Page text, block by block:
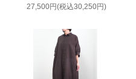
27,500円(税込30,250円)